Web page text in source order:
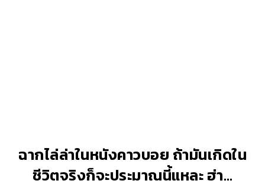
ฉากไล่ล่าในหนังคาวบอย ถ้ามันเกิดใน
ชีวิตจริงก็จะประมาณนี้แหละ ฮ่า…